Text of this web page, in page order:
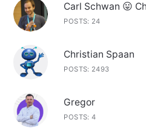
Carl Schwan 😛
POSTS: 24
Christian Spaan
POSTS: 2493
Gregor
POSTS: 4